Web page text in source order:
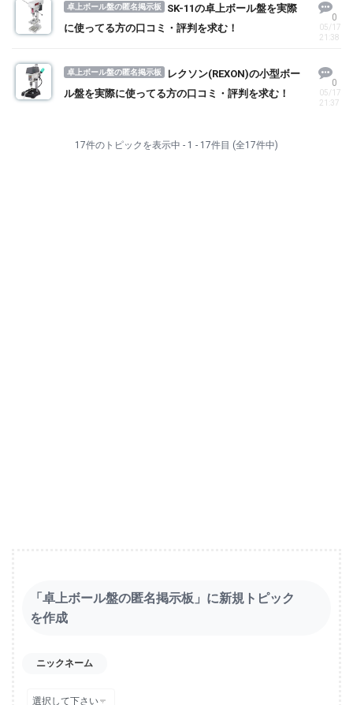
卓上ボール盤の匿名掲示板
SK-11の卓上ボール盤を実際
に使ってる方の口コミ・評判を求む！
0
05/17
21:38
卓上ボール盤の匿名掲示板
レクソン(REXON)の小型ボー
ル盤を実際に使ってる方の口コミ・評判を求む！
0
05/17
21:37
17件のトピックを表示中 - 1 - 17件目 (全17件中)
「卓上ボール盤の匿名掲示板」に新規トピック
を作成
ニックネーム